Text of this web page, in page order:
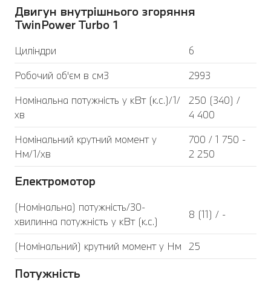
Двигун внутрішнього згоряння
TwinPower Turbo 1
Циліндри
6
Робочий об'єм в см3
2993
Номінальна потужність у кВт (к.с.)/1/
хв
250 (340) /
4 400
Номінальний крутний момент у
Нм/1/хв
700 / 1 750 -
2 250
Електромотор
(Номінальна) потужність/30-
хвилинна потужність у кВт (к.с.)
8 (11) / -
(Номінальний) крутний момент у Нм 25
Потужність